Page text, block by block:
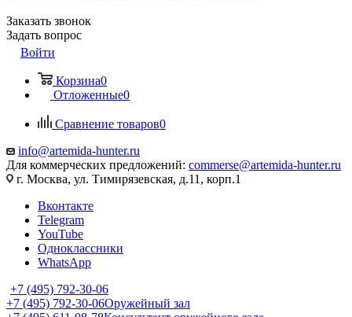
Заказать звонок
Задать вопрос
Войти
Корзина0
Отложенные0
Сравнение товаров0
info@artemida-hunter.ru
Для коммерческих предложений: commerse@artemida-hunter.ru
г. Москва, ул. Тимирязевская, д.11, корп.1
Вконтакте
Telegram
YouTube
Одноклассники
WhatsApp
+7 (495) 792-30-06
+7 (495) 792-30-06Оружейный зал